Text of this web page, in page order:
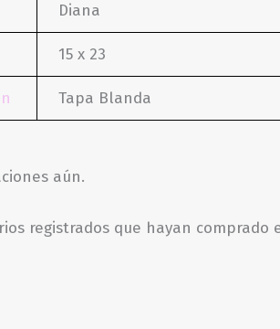
Diana
15 x 23
Tapa Blanda
aún.
registrados que hayan